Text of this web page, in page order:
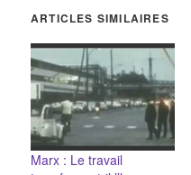
ARTICLES SIMILAIRES
Marx : Le travail